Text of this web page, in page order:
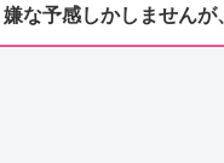
嫌な予感しかしませんが